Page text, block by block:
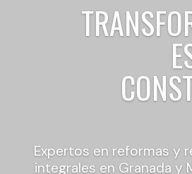
Expertos en reformas y
integrales en Granada y